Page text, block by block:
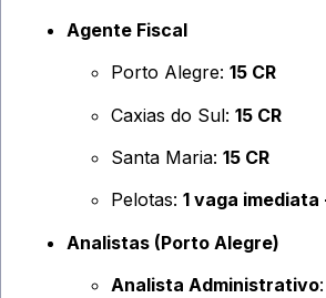
Agente Fiscal
Porto Alegre: 15 CR
Caxias do Sul: 15 CR
Santa Maria: 15 CR
Pelotas: 1 vaga imediata
Analistas (Porto Alegre)
Analista Administrativo: